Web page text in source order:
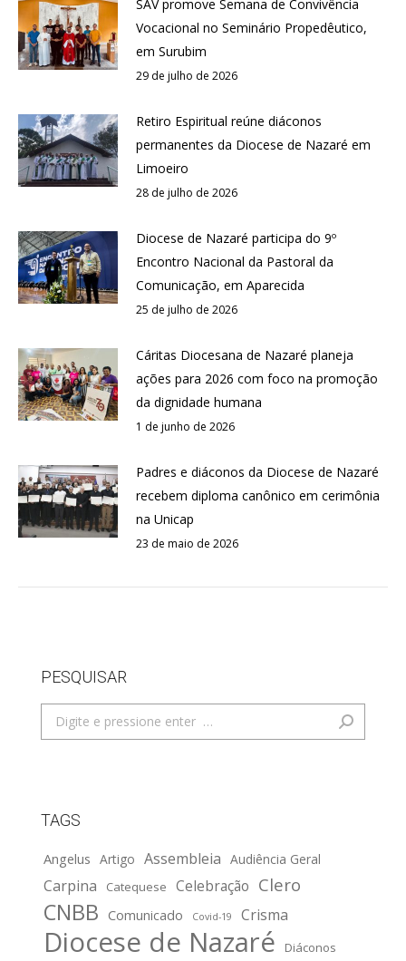
SAV promove Semana de Convivência
Vocacional no Seminário Propedêutico,
em Surubim
29 de julho de 2026
Retiro Espiritual reúne diáconos
permanentes da Diocese de Nazaré em
Limoeiro
28 de julho de 2026
Diocese de Nazaré participa do 9º
Encontro Nacional da Pastoral da
Comunicação, em Aparecida
25 de julho de 2026
Cáritas Diocesana de Nazaré planeja
ações para 2026 com foco na promoção
da dignidade humana
1 de junho de 2026
Padres e diáconos da Diocese de Nazaré
recebem diploma canônico em cerimônia
na Unicap
23 de maio de 2026
PESQUISAR
Search:
TAGS
Angelus Artigo Assembleia Audiência Geral
Carpina Catequese Celebração Clero
CNBB Comunicado Covid-19 Crisma
Diocese de Nazaré
Diáconos